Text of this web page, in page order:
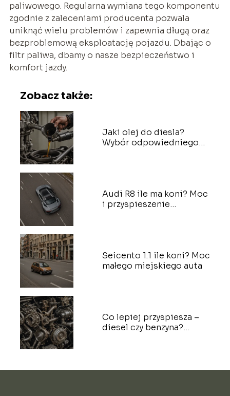
paliwowego. Regularna wymiana tego komponentu
zgodnie z zaleceniami producenta pozwala
uniknąć wielu problemów i zapewnia długą oraz
bezproblemową eksploatację pojazdu. Dbając o
filtr paliwa, dbamy o nasze bezpieczeństwo i
komfort jazdy.
Zobacz także:
Jaki olej do diesla?
Wybór odpowiedniego
Audi R8 ile ma koni? Moc
i przyspieszenie
Seicento 1.1 ile koni? Moc
małego miejskiego auta
Co lepiej przyspiesza –
diesel czy benzyna?